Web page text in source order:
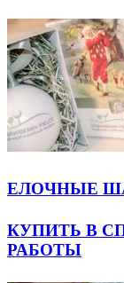
ЕЛОЧНЫЕ
КУПИТЬ В
РАБОТЫ